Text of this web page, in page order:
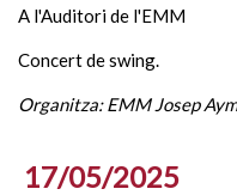
A l'Auditori de l'EMM
Concert de swing.
Organitza: EMM Josep
17/05/2025